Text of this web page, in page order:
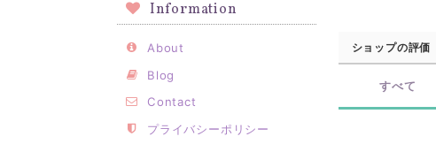
Information
About
Blog
Contact
プライバシーポリシー
ショップの評価
すべて